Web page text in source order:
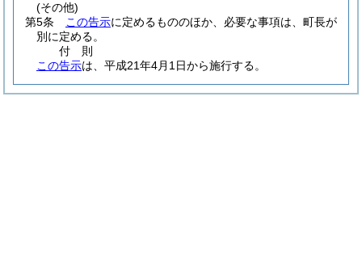
(その他)
第5条
この告示に定めるもののほか、必要な事項は、町長が
別に定める。
付 則
この告示は、平成21年4月1日から施行する。